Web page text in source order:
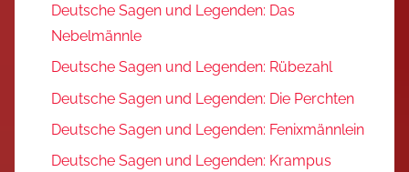
Deutsche Sagen und Legenden: Das
Nebelmännle
Deutsche Sagen und Legenden: Rübezahl
Deutsche Sagen und Legenden: Die Perchten
Deutsche Sagen und Legenden: Fenixmännlein
Deutsche Sagen und Legenden: Krampus